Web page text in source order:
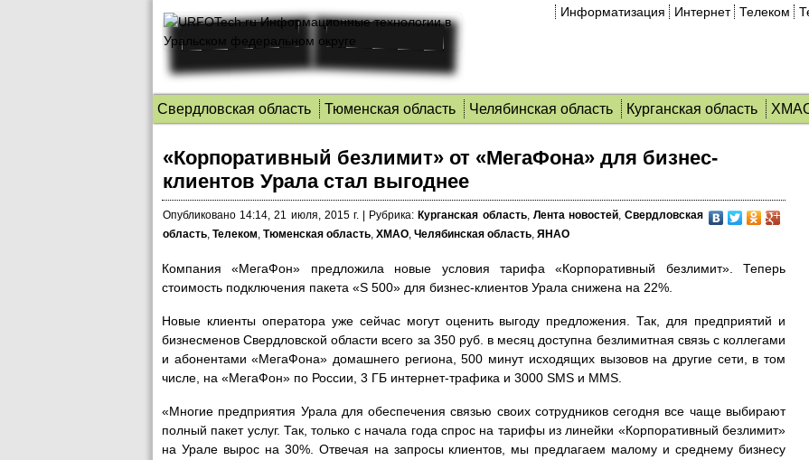
Информатизация Интернет Телеком
Свердловская область Тюменская область Челябинская область Курганская область
«Корпоративный безлимит» от «МегаФона» для бизнес-
клиентов Урала стал выгоднее
Опубликовано 14:14, 21 июля, 2015 г.| Рубрика: Курганская область, Лента новостей,Свердловская
область, Телеком, Тюменская область, ХМАО, Челябинская область, ЯНАО
Компания «МегаФон» предложила новые условия тарифа «Корпоративный безлимит». Теперь
стоимость подключения пакета «S 500» для бизнес-клиентов Урала снижена на 22%.
Новые клиенты оператора уже сейчас могут оценить выгоду предложения. Так, для предприятий и
бизнесменов Свердловской области всего за 350 руб. в месяц доступна безлимитная связь с коллегами
и абонентами «МегаФона» домашнего региона, 500 минут исходящих вызовов на другие сети, в том
числе, на «МегаФон» по России, 3 ГБ интернет-трафика и 3000 SMS и MMS.
«Многие предприятия Урала для обеспечения связью своих сотрудников сегодня все чаще выбирают
полный пакет услуг. Так, только с начала года спрос на тарифы из линейки «Корпоративный безлимит»
на Урале вырос на 30%. Отвечая на запросы клиентов, мы предлагаем малому и среднему бизнесу